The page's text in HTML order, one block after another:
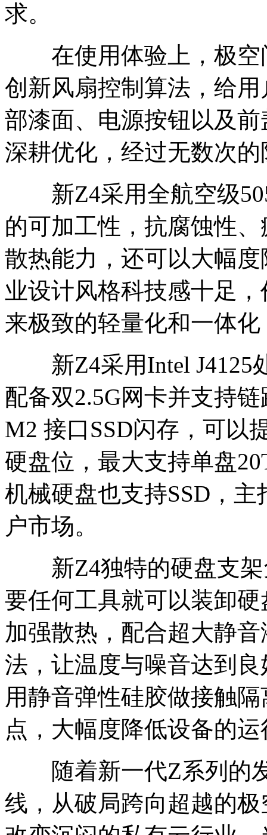
求。
在使用体验上，极空
创新风扇控制算法，给
部漆面、电源按钮以及
深耕优化，经过无数次
新Z4采用全航空级
的可加工性，抗腐蚀性
散热能力，还可以大幅
业设计风格科技感十足
来极致的轻量化和一体
新Z4采用Intel J4125
配备双2.5G网卡并支持
M2 接口SSD闪存，可以
硬盘位，最大支持单盘
机械硬盘也支持SSD，
户市场。
新Z4独特的硬盘支架
要任何工具就可以装卸
加强散热，配合超大静
法，让温度与噪音达到
用静音弹性硅胶做接触
点，大幅度降低设备的
随着新一代Z系列的发
线，从破局跨向超越的